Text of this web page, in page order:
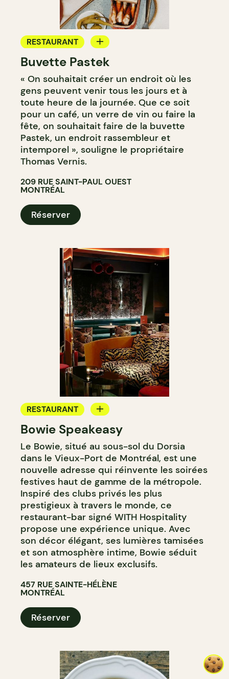
RESTAURANT
BAR À VIN
BAR À COCKTAIL
Buvette Pastek
« On souhaitait créer un endroit où les
gens peuvent venir tous les jours et à
toute heure de la journée. Que ce soit
pour un café, un verre de vin ou faire la
fête, on souhaitait faire de la buvette
Pastek, un endroit rassembleur et
intemporel », souligne le propriétaire
Thomas Vernis.
209 RUE SAINT-PAUL OUEST
MONTRÉAL
Réserver
RESTAURANT
BAR
BAR À COCKTAIL
Bowie Speakeasy
Le Bowie, situé au sous-sol du Dorsia
dans le Vieux-Port de Montréal, est une
nouvelle adresse qui réinvente les soirées
festives haut de gamme de la métropole.
Inspiré des clubs privés les plus
prestigieux à travers le monde, ce
restaurant-bar signé WITH Hospitality
propose une expérience unique. Avec
son décor élégant, ses lumières tamisées
et son atmosphère intime, Bowie séduit
les amateurs de lieux exclusifs.
457 RUE SAINTE-HÉLÈNE
MONTRÉAL
Réserver